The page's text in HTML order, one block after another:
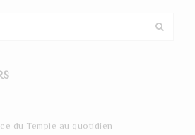
du Temple au quotidien